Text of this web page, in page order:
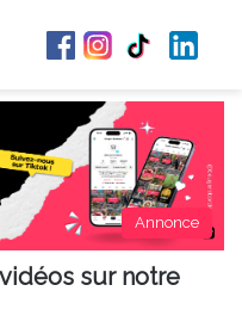
Annonce
sur notre